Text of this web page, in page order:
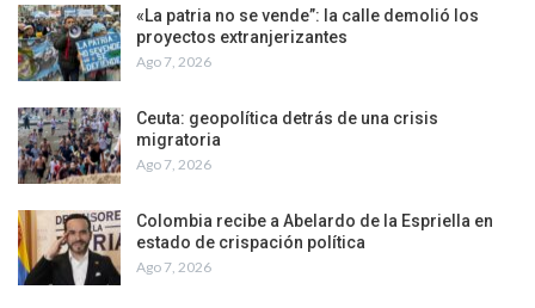
«La patria no se vende”: la calle demolió los
proyectos extranjerizantes
Ago 7, 2026
Ceuta: geopolítica detrás de una crisis
migratoria
Ago 7, 2026
Colombia recibe a Abelardo de la Espriella en
estado de crispación política
Ago 7, 2026